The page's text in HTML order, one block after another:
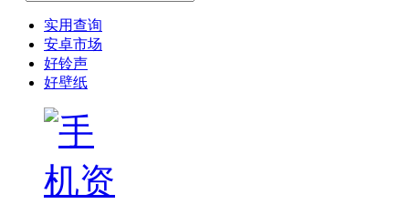
实用查询
安卓市场
好铃声
好壁纸